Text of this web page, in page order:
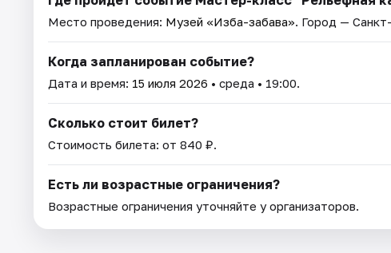
Место проведения: Музей «Изба-забава». Город —
Когда запланирован событие?
Дата и время: 15 июля 2026 • среда • 19:00.
Сколько стоит билет?
Стоимость билета: от 840 ₽.
Есть ли возрастные ограничения?
Возрастные ограничения уточняйте у организаторов.